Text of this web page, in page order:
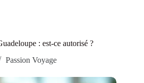
: est-ce autorisé ?
Passion Voyage